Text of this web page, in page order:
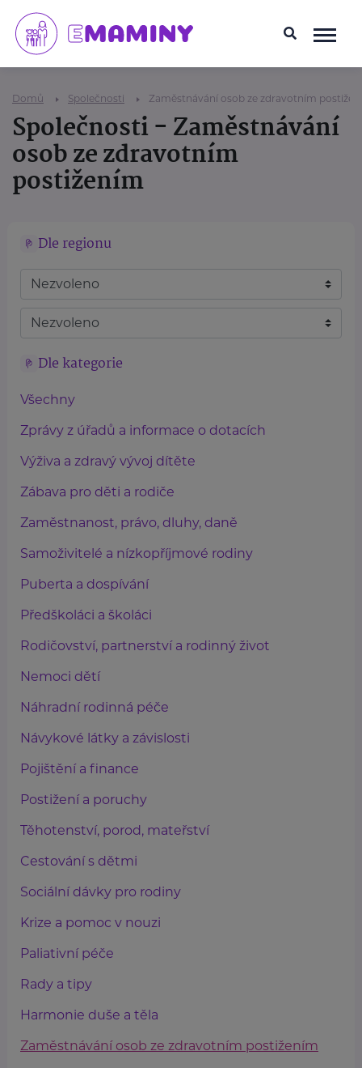
Domů Společnosti Zaměstnávání osob ze zdravotním
Společnosti - Zaměstnávání
osob ze zdravotním
postižením
Dle regionu
Dle kategorie
Všechny
Zprávy z úřadů a informace o dotacích
Výživa a zdravý vývoj dítěte
Zábava pro děti a rodiče
Zaměstnanost, právo, dluhy, daně
Samoživitelé a nízkopříjmové rodiny
Puberta a dospívání
Předškoláci a školáci
Rodičovství, partnerství a rodinný život
Nemoci dětí
Náhradní rodinná péče
Návykové látky a závislosti
Pojištění a finance
Postižení a poruchy
Těhotenství, porod, mateřství
Cestování s dětmi
Sociální dávky pro rodiny
Krize a pomoc v nouzi
Paliativní péče
Rady a tipy
Harmonie duše a těla
Zaměstnávání osob ze zdravotním postižením